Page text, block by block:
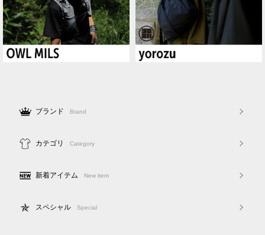
ブランド Brand
カテゴリ Category
新着アイテム New item
スペシャル Special